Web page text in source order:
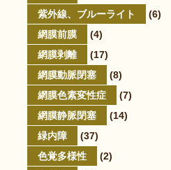
紫外線、ブルーライト
(6)
網膜前膜
(4)
網膜剥離
(17)
網膜動脈閉塞
(8)
網膜色素変性症
(7)
網膜静脈閉塞
(14)
緑内障
(37)
色覚多様性
(2)